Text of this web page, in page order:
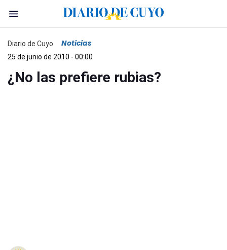
Diario de Cuyo Noticias
25 de junio de 2010 - 00:00
¿No las prefiere rubias?